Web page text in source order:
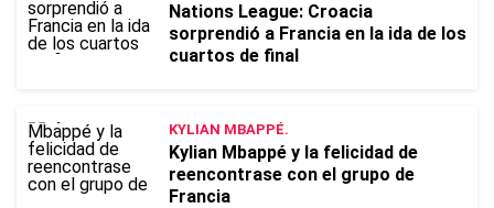
Nations League: Croacia
sorprendió a Francia en la ida de los
cuartos de final
KYLIAN MBAPPÉ.
Kylian Mbappé y la felicidad de
reencontrase con el grupo de
Francia